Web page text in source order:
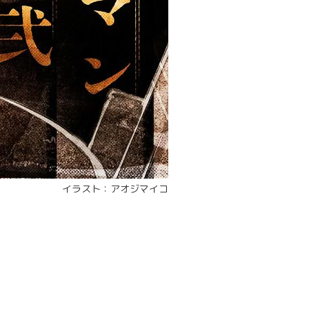
イラスト：アオジマイコ